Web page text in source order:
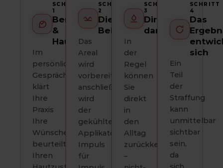
SCHRITT
1
Beratung
&
Hautanalyse
Im
persönlichen
Gespräch
klärt
Ihre
Praxis
Ihre
Wünsche,
beurteilt
Ihren
SCHRITT
2
Die
Behandlung
Das
Areal
wird
vorbereitet,
anschließend
wird
der
gekühlte
Applikator
Impuls
für
SCHRITT
3
Direkt
danach
In
der
Regel
können
Sie
direkt
in
den
Alltag
zurückkehren
–
SCHRITT
4
Das
sich
Ein
Teil
der
Straffung
kann
unmittelbar
sichtbar
sein,
da